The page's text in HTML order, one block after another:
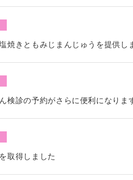
焼きともみじまんじゅうを提供し
検診の予約がさらに便利になりま
取得しました